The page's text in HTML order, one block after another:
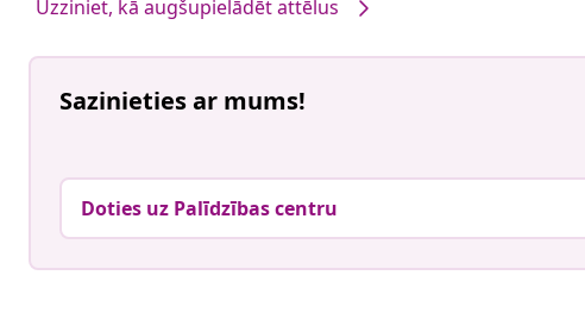
Uzziniet, kā augšupielādēt attēlus
Sazinieties ar mums!
Doties uz Palīdzības centru